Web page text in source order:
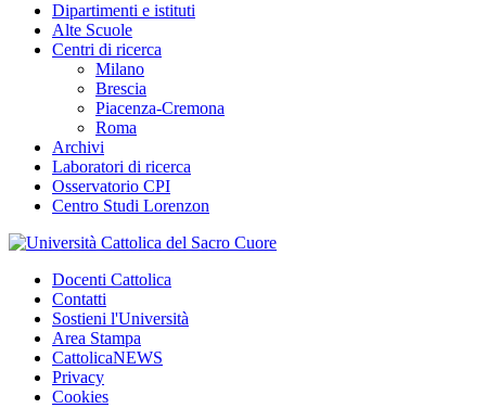
Dipartimenti e istituti
Alte Scuole
Centri di ricerca
Milano
Brescia
Piacenza-Cremona
Roma
Archivi
Laboratori di ricerca
Osservatorio CPI
Centro Studi Lorenzon
Docenti Cattolica
Contatti
Sostieni l'Università
Area Stampa
CattolicaNEWS
Privacy
Cookies